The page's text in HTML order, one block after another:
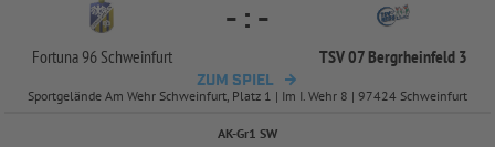
Fortuna 96 Schweinfurt
- : -
TSV 07 Bergrheinfeld 3
ZUM SPIEL
Sportgelände Am Wehr Schweinfurt, Platz 1 | Im I. Wehr 8 | 97424 Schweinfurt
AK-Gr1 SW